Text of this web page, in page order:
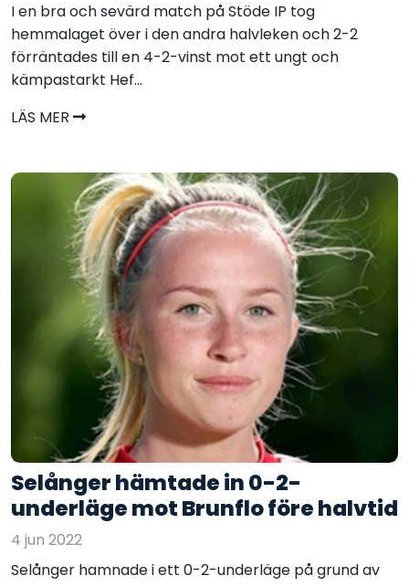
I en bra och sevärd match på Stöde IP tog
hemmalaget över i den andra halvleken och 2-2
förräntades till en 4-2-vinst mot ett ungt och
kämpastarkt Hef...
LÄS MER
Selånger hämtade in 0-2-
underläge mot Brunflo före halvtid
4 jun 2022
Selånger hamnade i ett 0-2-underläge på grund av